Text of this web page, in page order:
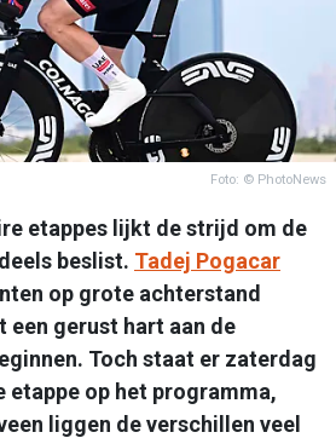
Foto: © PhotoNews
etappes lijkt de strijd om de
beslist. Tadej Pogacar
op grote achterstand
een gerust hart aan de
Toch staat er zaterdag
etappe op het programma,
liggen de verschillen veel